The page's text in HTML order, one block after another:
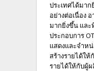
ประเทศได้มา
อย่างต่อเนื่อง
มากยิ่งขึ้น และ
ประกอบการ
แสดงและจำห
สร้างรายได้ให้
รายได้ให้กับผู้ผ